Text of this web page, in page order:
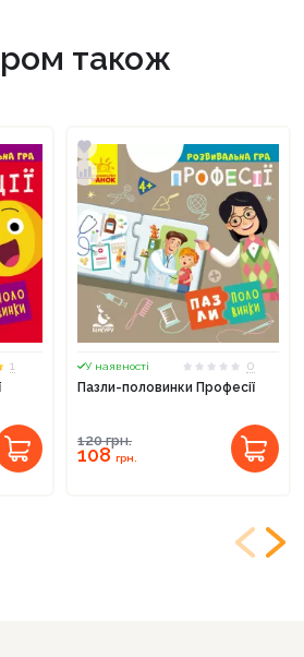
також
1
У наявності
0
Пазли-половинки Професії
120грн.
108грн.